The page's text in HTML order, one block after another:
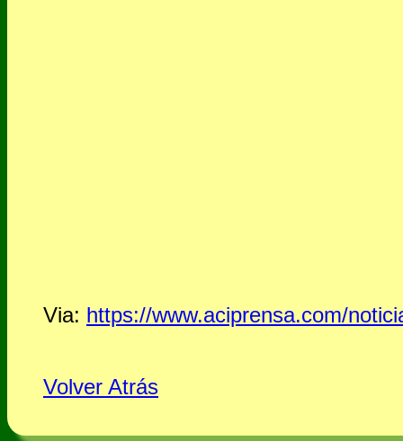
Via: https://www.aciprensa.com/
Volver Atrás